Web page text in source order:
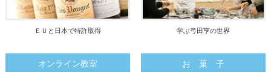
ＥＵと日本で特許取得 学ぶ弓田亨の世界
オンライン教室 お 菓 子